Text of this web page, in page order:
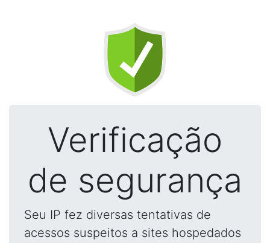
Verificação
de segurança
Seu IP fez diversas tentativas de
acessos suspeitos a sites hospedados